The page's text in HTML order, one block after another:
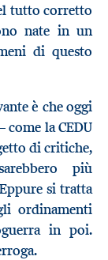
tutto corretto
nate in un
di questo
è che oggi
la CEDU
di critiche,
più
si tratta
ordinamenti
in poi.